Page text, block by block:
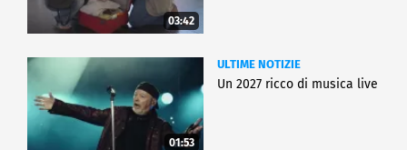
03:42
01:53
ULTIME NOTIZIE
Un 2027 ricco di musica live